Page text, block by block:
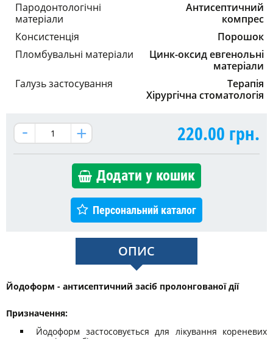
Пародонтологічні
матеріали
Антисептичний
компрес
Консистенція
Порошок
Пломбувальні матеріали
Цинк-оксид евгенольні
матеріали
Галузь застосування
Терапія
Хірургічна стоматологія
220.00 грн.
Додати у кошик
Персональний каталог
ОПИС
Йодоформ - антисептичний засіб пролонгованої дії
Призначення:
Йодоформ застосовується для лікування кореневих